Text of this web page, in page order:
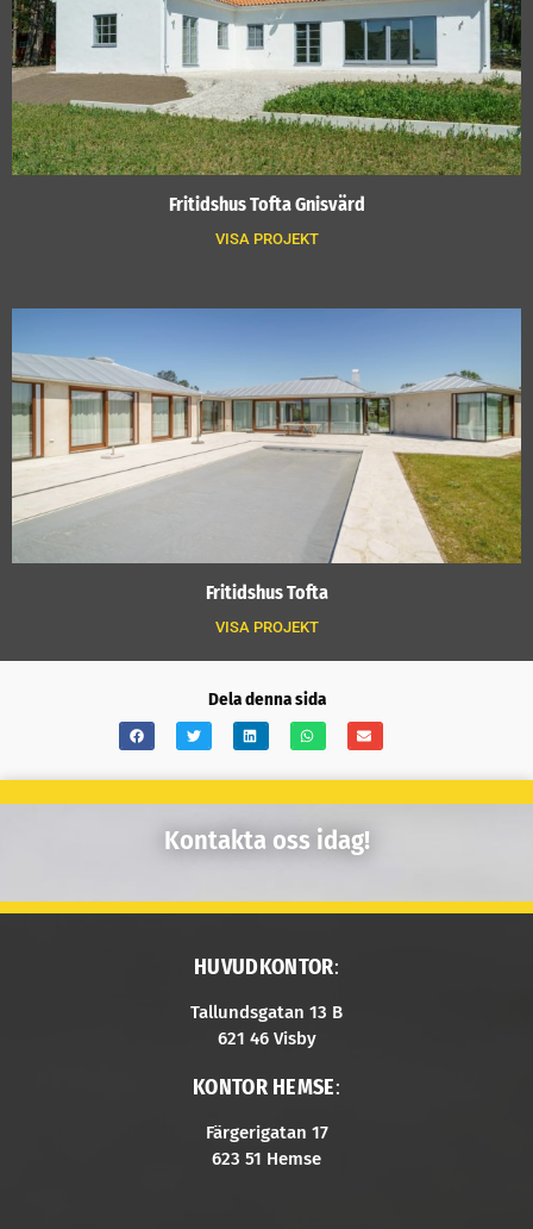
Fritidshus Tofta Gnisvärd
VISA PROJEKT
Fritidshus Tofta
VISA PROJEKT
Dela denna sida
Kontakta oss idag!
HUVUDKONTOR:
Tallundsgatan 13 B
621 46 Visby
KONTOR HEMSE:
Färgerigatan 17
623 51 Hemse